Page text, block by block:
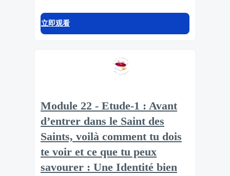
立即观看
Module 22 - Etude-1 : Avant
d’entrer dans le Saint des
Saints, voilà comment tu dois
te voir et ce que tu peux
savourer : Une Identité bien